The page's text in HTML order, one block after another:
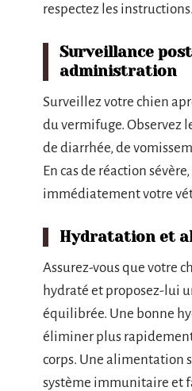
respectez les instructions.
Surveillance
administration
Surveillez votre chien
du vermifuge. Observez
de diarrhée, de
En cas de réaction
immédiatement votre
Hydratation et
Assurez-vous que votre
hydraté et proposez-lui
équilibrée. Une bonne
éliminer plus
corps. Une alimentation
système immunitaire et